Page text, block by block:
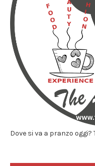
Dove si va a pranzo oggi?